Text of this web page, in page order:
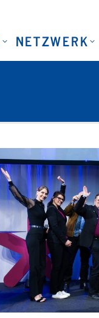
NETZWERK